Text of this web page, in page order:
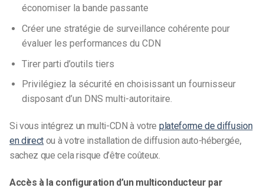
économiser la bande passante
Créer une stratégie de surveillance cohérente pour
évaluer les performances du CDN
Tirer parti d’outils tiers
Privilégiez la sécurité en choisissant un fournisseur
disposant d’un DNS multi-autoritaire.
Si vous intégrez un multi-CDN à votre plateforme de diffusion
en direct ou à votre installation de diffusion auto-hébergée,
sachez que cela risque d’être coûteux.
Accès à la configuration d’un multiconducteur par